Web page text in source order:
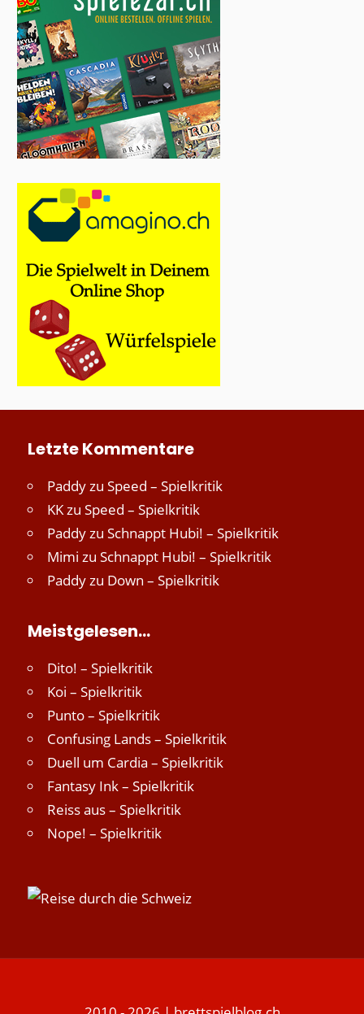
Letzte Kommentare
Paddyzu Speed – Spielkritik
KKzu Speed – Spielkritik
Paddyzu Schnappt Hubi! – Spielkritik
Mimi zu Schnappt Hubi! – Spielkritik
Paddyzu Down – Spielkritik
Meistgelesen…
Dito! – Spielkritik
Koi – Spielkritik
Punto – Spielkritik
Confusing Lands – Spielkritik
Duell um Cardia – Spielkritik
Fantasy Ink – Spielkritik
Reiss aus – Spielkritik
Nope! – Spielkritik